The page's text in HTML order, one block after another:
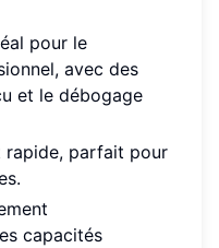
pour le
avec des
et le débogage
rapide, parfait pour
capacités